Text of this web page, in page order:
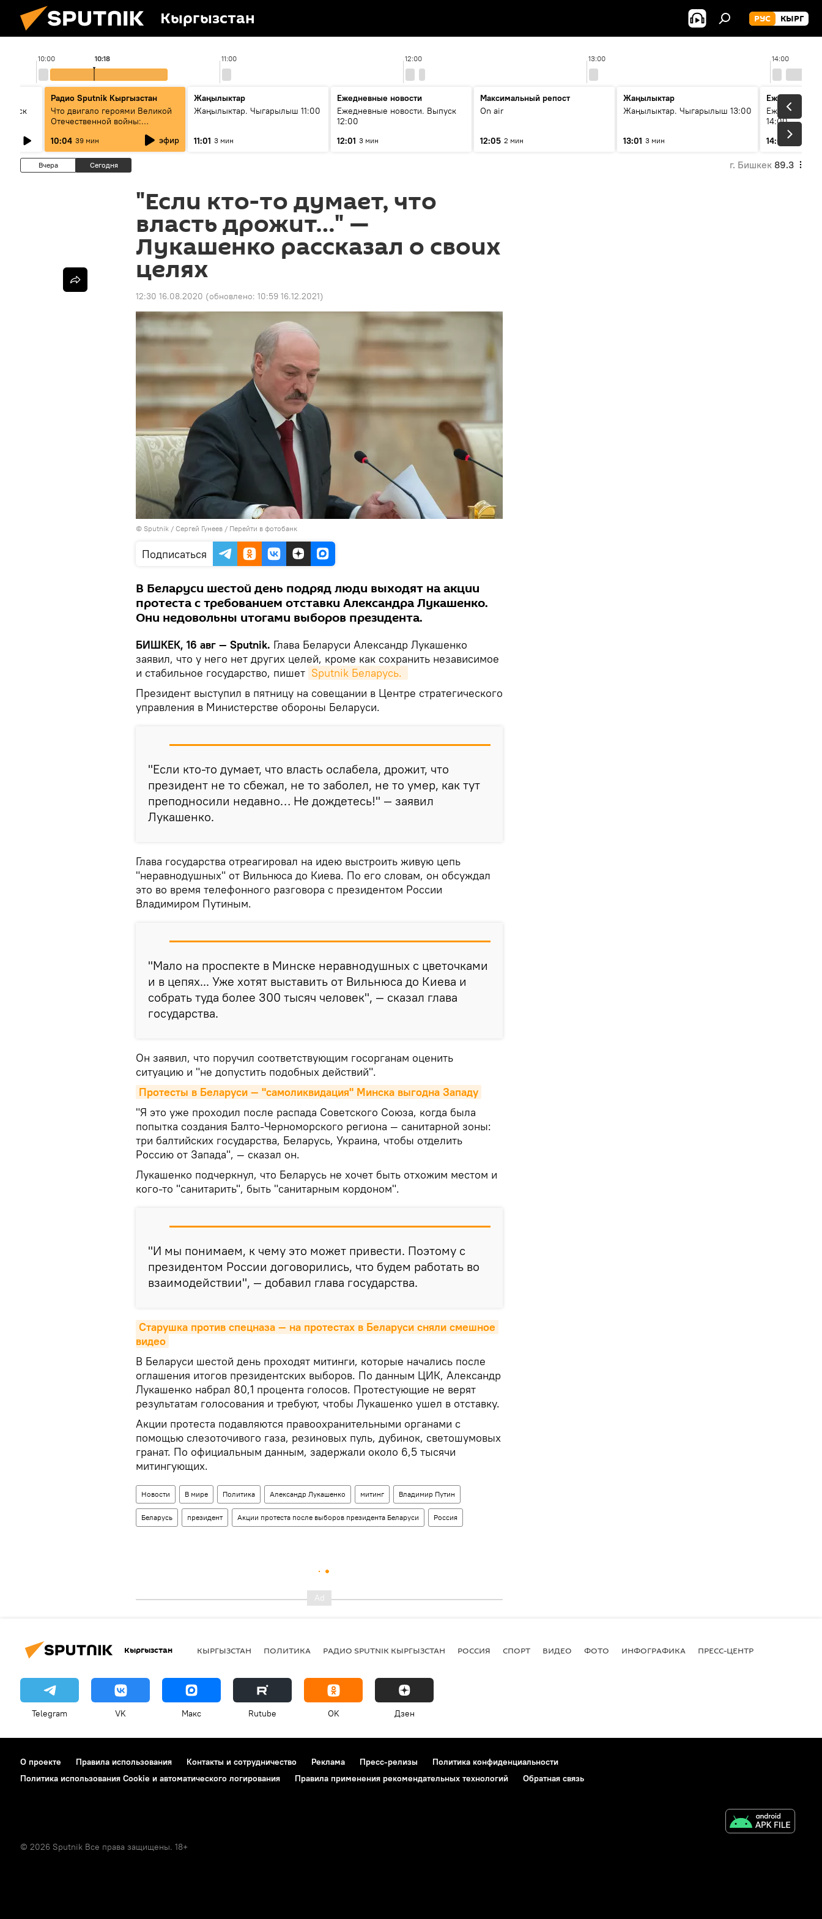
Кыргызстан РУС КЫРГ
10:00 11:00 12:00 13:00 14:00
10:18
Радио Sputnik Кыргызстан
Что двигало героями Великой
Отечественной войны:
Тулебердиева
10:04 39 мин эфир
Жаңылыктар
Жаңылыктар. Чыгарылыш 11:00
11:01 3 мин
Ежедневные новости
Ежедневные новости. Выпуск
12:00
12:01 3 мин
Максимальный репост
On air
12:05 2 мин
Жаңылыктар
Жаңылыктар. Чыгарылыш 13:00
13:01 3 мин
Ежедневные
Ежедневные
14:00
14:01
3 мин
Вчера Сегодня г. Бишкек 89.3
"Если кто-то думает, что
власть дрожит…" —
Лукашенко рассказал о своих
целях
12:30 16.08.2020 (обновлено: 10:59 16.12.2021)
© Sputnik / Сергей Гунеев / Перейти в фотобанк
Подписаться
В Беларуси шестой день подряд люди выходят на акции
протеста с требованием отставки Александра Лукашенко.
Они недовольны итогами выборов президента.
БИШКЕК, 16 авг — Sputnik. Глава Беларуси Александр Лукашенко
заявил, что у него нет других целей, кроме как сохранить независимое
и стабильное государство, пишет Sputnik Беларусь.
Президент выступил в пятницу на совещании в Центре стратегического
управления в Министерстве обороны Беларуси.
"Если кто-то думает, что власть ослабела, дрожит, что
президент не то сбежал, не то заболел, не то умер, как тут
преподносили недавно… Не дождетесь!" — заявил
Лукашенко.
Глава государства отреагировал на идею выстроить живую цепь
"неравнодушных" от Вильнюса до Киева. По его словам, он обсуждал
это во время телефонного разговора с президентом России
Владимиром Путиным.
"Мало на проспекте в Минске неравнодушных с цветочками
и в цепях... Уже хотят выставить от Вильнюса до Киева и
собрать туда более 300 тысяч человек", — сказал глава
государства.
Он заявил, что поручил соответствующим госорганам оценить
ситуацию и "не допустить подобных действий".
Протесты в Беларуси — "самоликвидация" Минска выгодна Западу
"Я это уже проходил после распада Советского Союза, когда была
попытка создания Балто-Черноморского региона — санитарной зоны:
три балтийских государства, Беларусь, Украина, чтобы отделить
Россию от Запада", — сказал он.
Лукашенко подчеркнул, что Беларусь не хочет быть отхожим местом и
кого-то "санитарить", быть "санитарным кордоном".
"И мы понимаем, к чему это может привести. Поэтому с
президентом России договорились, что будем работать во
взаимодействии", — добавил глава государства.
Старушка против спецназа — на протестах в Беларуси сняли смешное
видео
В Беларуси шестой день проходят митинги, которые начались после
оглашения итогов президентских выборов. По данным ЦИК, Александр
Лукашенко набрал 80,1 процента голосов. Протестующие не верят
результатам голосования и требуют, чтобы Лукашенко ушел в отставку.
Акции протеста подавляются правоохранительными органами с
помощью слезоточивого газа, резиновых пуль, дубинок, светошумовых
гранат. По официальным данным, задержали около 6,5 тысячи
митингующих.
Новости В мире Политика Александр Лукашенко митинг Владимир Путин
Беларусь президент Акции протеста после выборов президента Беларуси Россия
Кыргызстан КЫРГЫЗСТАН ПОЛИТИКА РАДИО SPUTNIK КЫРГЫЗСТАН РОССИЯ СПОРТ ВИДЕО ФОТО ИНФОГРАФИКА ПРЕСС-ЦЕНТР
Telegram VK Макс Rutube OK Дзен
О проекте Правила использования Контакты и сотрудничество Реклама Пресс-релизы
Политика конфиденциальности
Политика использования Cookie и автоматического логирования
Правила применения рекомендательных технологий Обратная связь
© 2026 Sputnik Все права защищены. 18+